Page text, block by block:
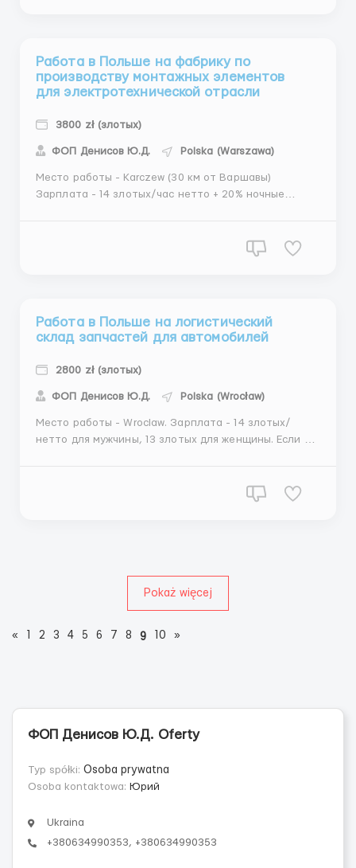
Работа в Польше на фабрику по
производству монтажных элементов
для электротехнической отрасли
3800 zł (злотых)
ФОП Денисов Ю.Д. Polska (Warszawa)
Место работы - Karczew (30 км от Варшавы)
Зарплата - 14 злотых/час нетто + 20% ночные
обязательно)+ 20% ночные смены (19.00-7.00).
Работа в Польше на логистический
склад запчастей для автомобилей
2800 zł (злотых)
ФОП Денисов Ю.Д. Polska (Wrocław)
Место работы - Wroclaw. Зарплата - 14 злотых/
нетто для мужчины, 13 злотых для женщины. Если ты
Pokaż więcej
« 2 3 4 5 6 7 8 9 10 »
ФОП Денисов Ю.Д. Oferty
Typ spółki: Osoba prywatna
Osoba kontaktowa: Юрий
Ukraina
+380634990353, +380634990353